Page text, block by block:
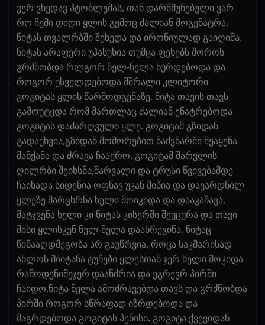
ვერ ვხედავ პტობლემას, თან დარწმუნებული ვარ
რო ჩემი დიდი ყლის გემოც ძალიან მოგენატრა.
ნიტას თვალრბში შეხედა და ირონიულად გაიღიმა.
ნიტას არაფერი უპასუხია თუმცა ფეხებს შოროს
გრძნობდა რლგორ ნელ-ნელა ხურდებოდა და
როგორ უსველდებოდა მშრალი კლიტორი
გოგიტას ყლის წარმოდგენაზე. ნიტა თავის თავს
გამოუტყდა რომ მართლაც ძალიან ენატრებოდა
გოგიტას დაძარღვული ყლე. გოგიტამ გზიდან
გადაუხვია,გზიდან მოშორებით ნაძვნარში შეაყენა
მანქანა და ძრავა ჩააქრო. გოგიტამ შარვლის
ღილრბი შეიხსნა,შარვალი და ტრუსი წვივებამდე
ჩაიხადა სიდენია ოფნავ უკან მიწია და დავარდნილ
ყლეზე მარცხრნა ხელი მოიკიდა და დააკაჩავა,
მატჯვენა ხელი კი ნიტას კისერში შეუცურა და თავი
მისი ყლისკენ ნელ-ნელა დაახრევინა. ნიტაც
წინააღდმეგობა არ გაუწრვია, როცა საკმარისად
ახლოს მიიტანა ტუჩები ყლესთან ჯერ ხელი მოკიდა
რამოდენიმეჯერ დაანძრია და ეგრევრ პირში
ჩაიდო,ნიტა ნელა ამოძრავებდა თავს და გრძნობდა
პირში როგორ სწრაფად იზრდებოდა და
მაგრდებოდა გოგიტას პენისი. გოგიტა ქვევიდან